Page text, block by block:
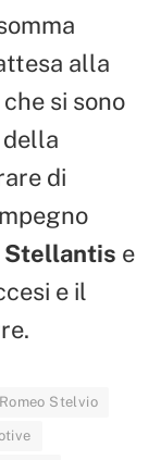
alla
si sono
di
Stellantis e
e il
Stelvio